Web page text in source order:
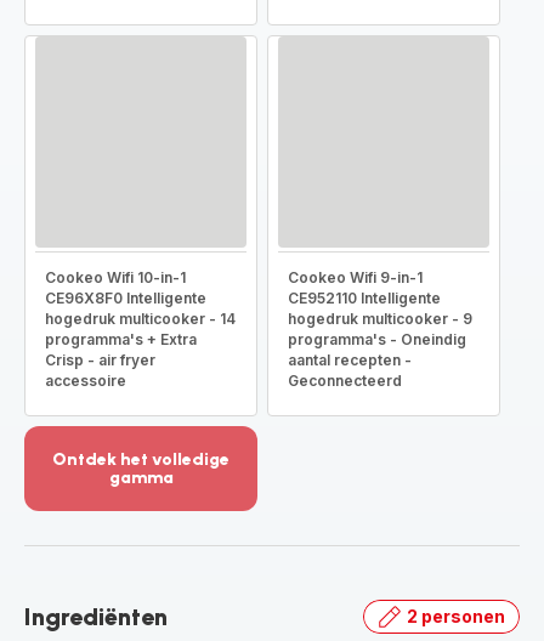
Cookeo Wifi 10-in-1
CE96X8F0 Intelligente
hogedruk multicooker - 14
programma's + Extra
Crisp - air fryer
accessoire
Cookeo Wifi 9-in-1
CE952110 Intelligente
hogedruk multicooker - 9
programma's - Oneindig
aantal recepten -
Geconnecteerd
Ontdek het volledige
gamma
-
volledige
Ingrediënten 2 personen